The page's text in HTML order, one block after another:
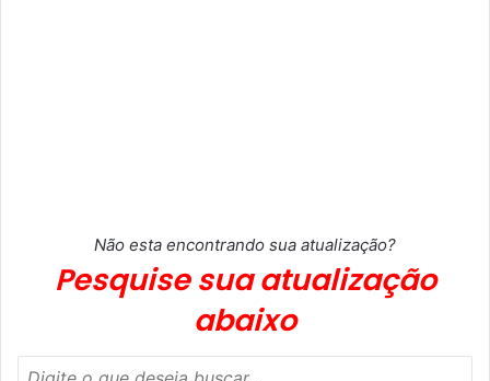
Não esta encontrando sua atualização?
Pesquise sua atualização
abaixo